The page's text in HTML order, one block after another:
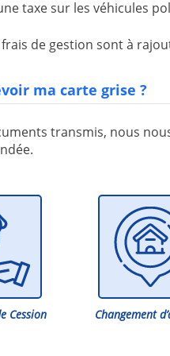
taxe sur les véhicules
de gestion sont à
ma carte grise ?
transmis, nous
Cession Changement